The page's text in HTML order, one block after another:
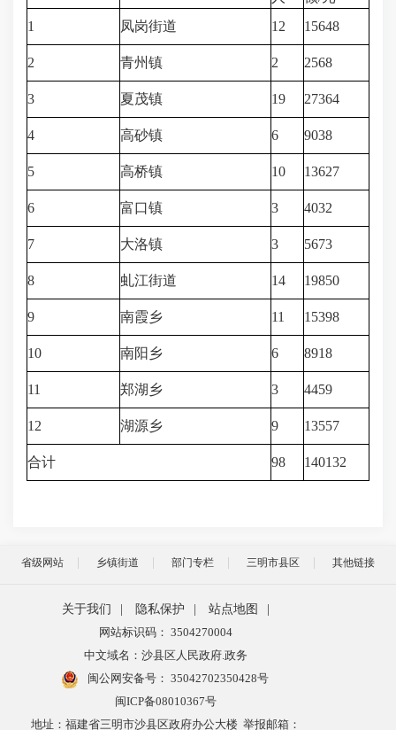
1
凤岗街道 12 15648
2 青州镇 2 2568
3 夏茂镇 19 27364
4 高砂镇 6 9038
5 高桥镇 10 13627
6 富口镇 3 4032
7 大洛镇 3 5673
8 虬江街道 14 19850
9 南霞乡 11 15398
10 南阳乡 6 8918
11 郑湖乡 3 4459
12 湖源乡 9 13557
合计 98 140132
省级网站 乡镇街道 部门专栏 三明市县区 其他链接
关于我们 隐私保护 站点地图
网站标识码： 3504270004
中文域名：沙县区人民政府.政务
闽公网安备号： 35042702350428号
闽ICP备08010367号
地址：福建省三明市沙县区政府办公大楼 举报邮箱：